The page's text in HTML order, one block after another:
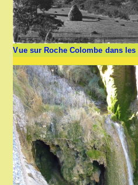
Vue sur Roche Colombe dans les